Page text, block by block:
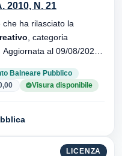
2010, N. 21
ha rilasciato la
, categoria
Balneare Pubblico
Visura disponibile
LICENZA